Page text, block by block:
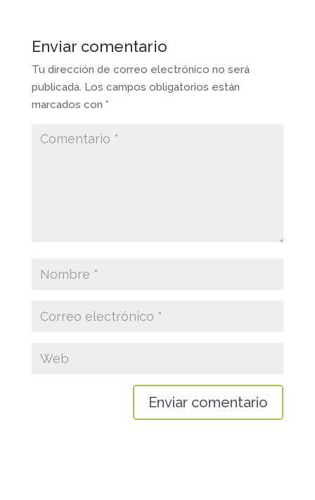
Enviar comentario
Tu dirección de correo electrónico no será
publicada. Los campos obligatorios están
marcados con *